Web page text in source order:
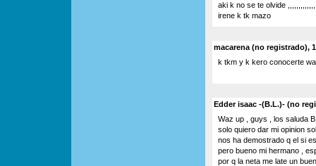
aki k no se te olvide
irene k tk mazo
macarena (no registrado),
k tkm y k kero conocerte
Edder isaac -(B.L.)- (no
Waz up , guys , los saluda
solo quiero dar mi opinion
nos ha demostrado q el si
pero bueno mi hermano ,
por q la neta me late un